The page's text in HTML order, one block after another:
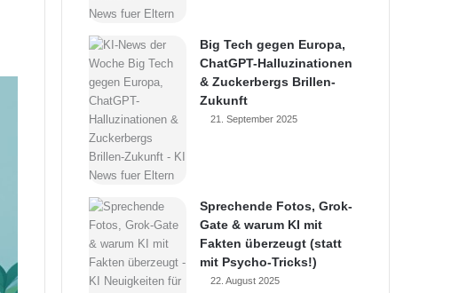
Big Tech gegen Europa,
ChatGPT-Halluzinationen
& Zuckerbergs Brillen-
Zukunft
21. September 2025
Sprechende Fotos, Grok-
Gate & warum KI mit
Fakten überzeugt (statt
mit Psycho-Tricks!)
22. August 2025